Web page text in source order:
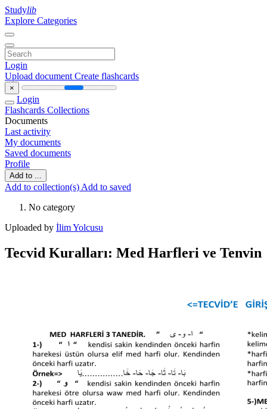
Studylib
Explore Categories
Login
Upload document Create flashcards
×
Login
Flashcards Collections
Documents
Last activity
My documents
Saved documents
Profile
Add to ...
Add to collection(s) Add to saved
No category
Uploaded by İlim Yolcusu
Tecvid Kuralları: Med Harfleri ve Tenvin